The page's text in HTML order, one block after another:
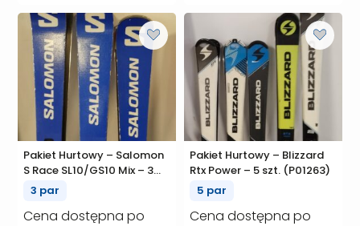
Pakiet Hurtowy – Salomon
S Race SL10/GS10 Mix – 3
szt. (P01272)
3 par
Cena dostępna po
Pakiet Hurtowy – Blizzard
Rtx Power – 5 szt. (P01263)
5 par
Cena dostępna po